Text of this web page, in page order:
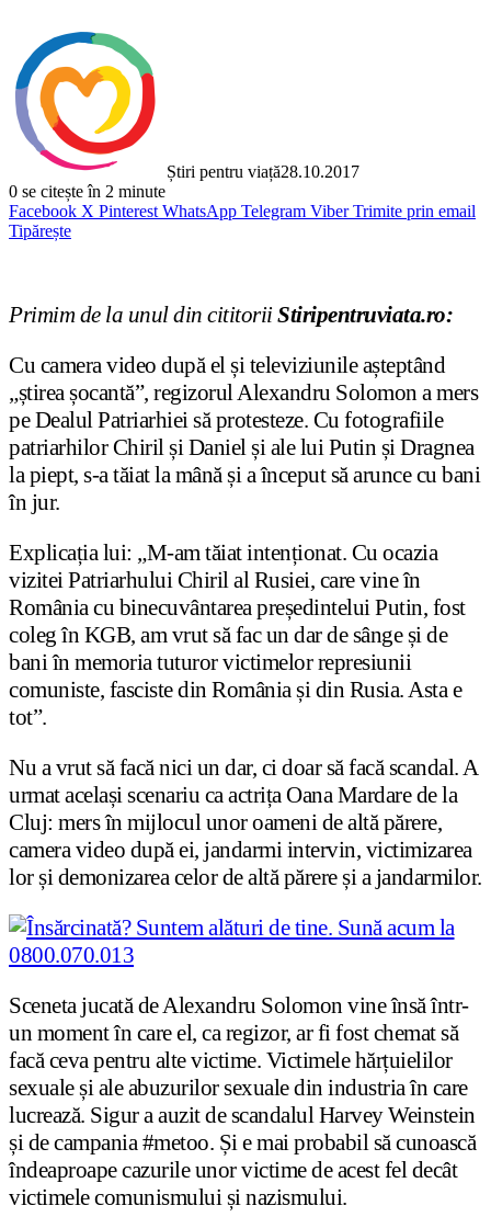
Știri pentru viață28.10.2017
0 se citește în 2 minute
Facebook X Pinterest WhatsApp Telegram Viber Trimite prin email
Tipărește
Primim de la unul din cititoriiStiripentruviata.ro:
Cu camera video după el și televiziunile așteptând
„știrea șocantă”, regizorul Alexandru Solomon a mers
pe Dealul Patriarhiei să protesteze. Cu fotografiile
patriarhilor Chiril și Daniel și ale lui Putin și Dragnea
la piept, s-a tăiat la mână și a început să arunce cu bani
în jur.
Explicația lui: „M-am tăiat intenționat. Cu ocazia
vizitei Patriarhului Chiril al Rusiei, care vine în
România cu binecuvântarea președintelui Putin, fost
coleg în KGB, am vrut să fac un dar de sânge și de
bani în memoria tuturor victimelor represiunii
comuniste, fasciste din România și din Rusia. Asta e
tot”.
Nu a vrut să facă nici un dar, ci doar să facă scandal. A
urmat același scenariu ca actrița Oana Mardare de la
Cluj: mers în mijlocul unor oameni de altă părere,
camera video după ei, jandarmi intervin, victimizarea
lor și demonizarea celor de altă părere și a jandarmilor.
Sceneta jucată de Alexandru Solomon vine însă într-
un moment în care el, ca regizor, ar fi fost chemat să
facă ceva pentru alte victime. Victimele hărțuielilor
sexuale și ale abuzurilor sexuale din industria în care
lucrează. Sigur a auzit de scandalul Harvey Weinstein
și de campania #metoo. Și e mai probabil să cunoască
îndeaproape cazurile unor victime de acest fel decât
victimele comunismului și nazismului.